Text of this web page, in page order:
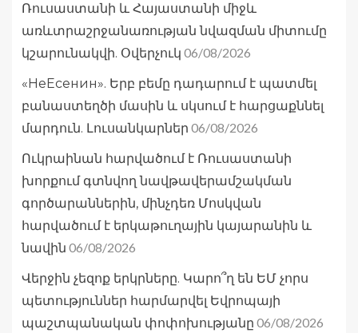
Ռուսաստանի և Հայաստանի միջև
առևտրաշրջանառության նվազման միտումը
կշարունակվի. Օվերչուկ 06/08/2026
«НеЕсенин». Երբ բեմը դադարում է պատմել
բանաստեղծի մասին և սկսում է հարցաքննել
մարդուն. Լուսանկարներ 06/08/2026
Ուկրաինան հարվածում է Ռուսաստանի
խորքում գտնվող նավթավերամշակման
գործարաններին, մինչդեռ Մոսկվան
հարվածում է երկաթուղային կայարանին և
նավին 06/08/2026
Վերջին չեզոք երկրները. Կարո՞ղ են ԵՄ չորս
պետություններ հարմարվել Եվրոպայի
պաշտպանական փոփոխությանը 06/08/2026